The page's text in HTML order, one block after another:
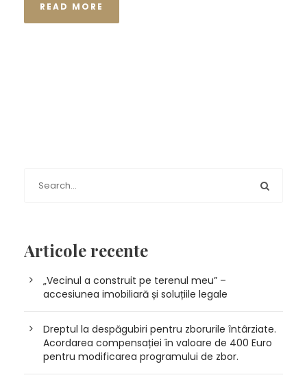
READ MORE
Articole recente
„Vecinul a construit pe terenul meu” –
accesiunea imobiliară și soluțiile legale
Dreptul la despăgubiri pentru zborurile întârziate.
Acordarea compensației în valoare de 400 Euro
pentru modificarea programului de zbor.